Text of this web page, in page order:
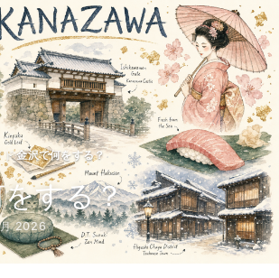
ド›金沢で何をする？
する？
2026